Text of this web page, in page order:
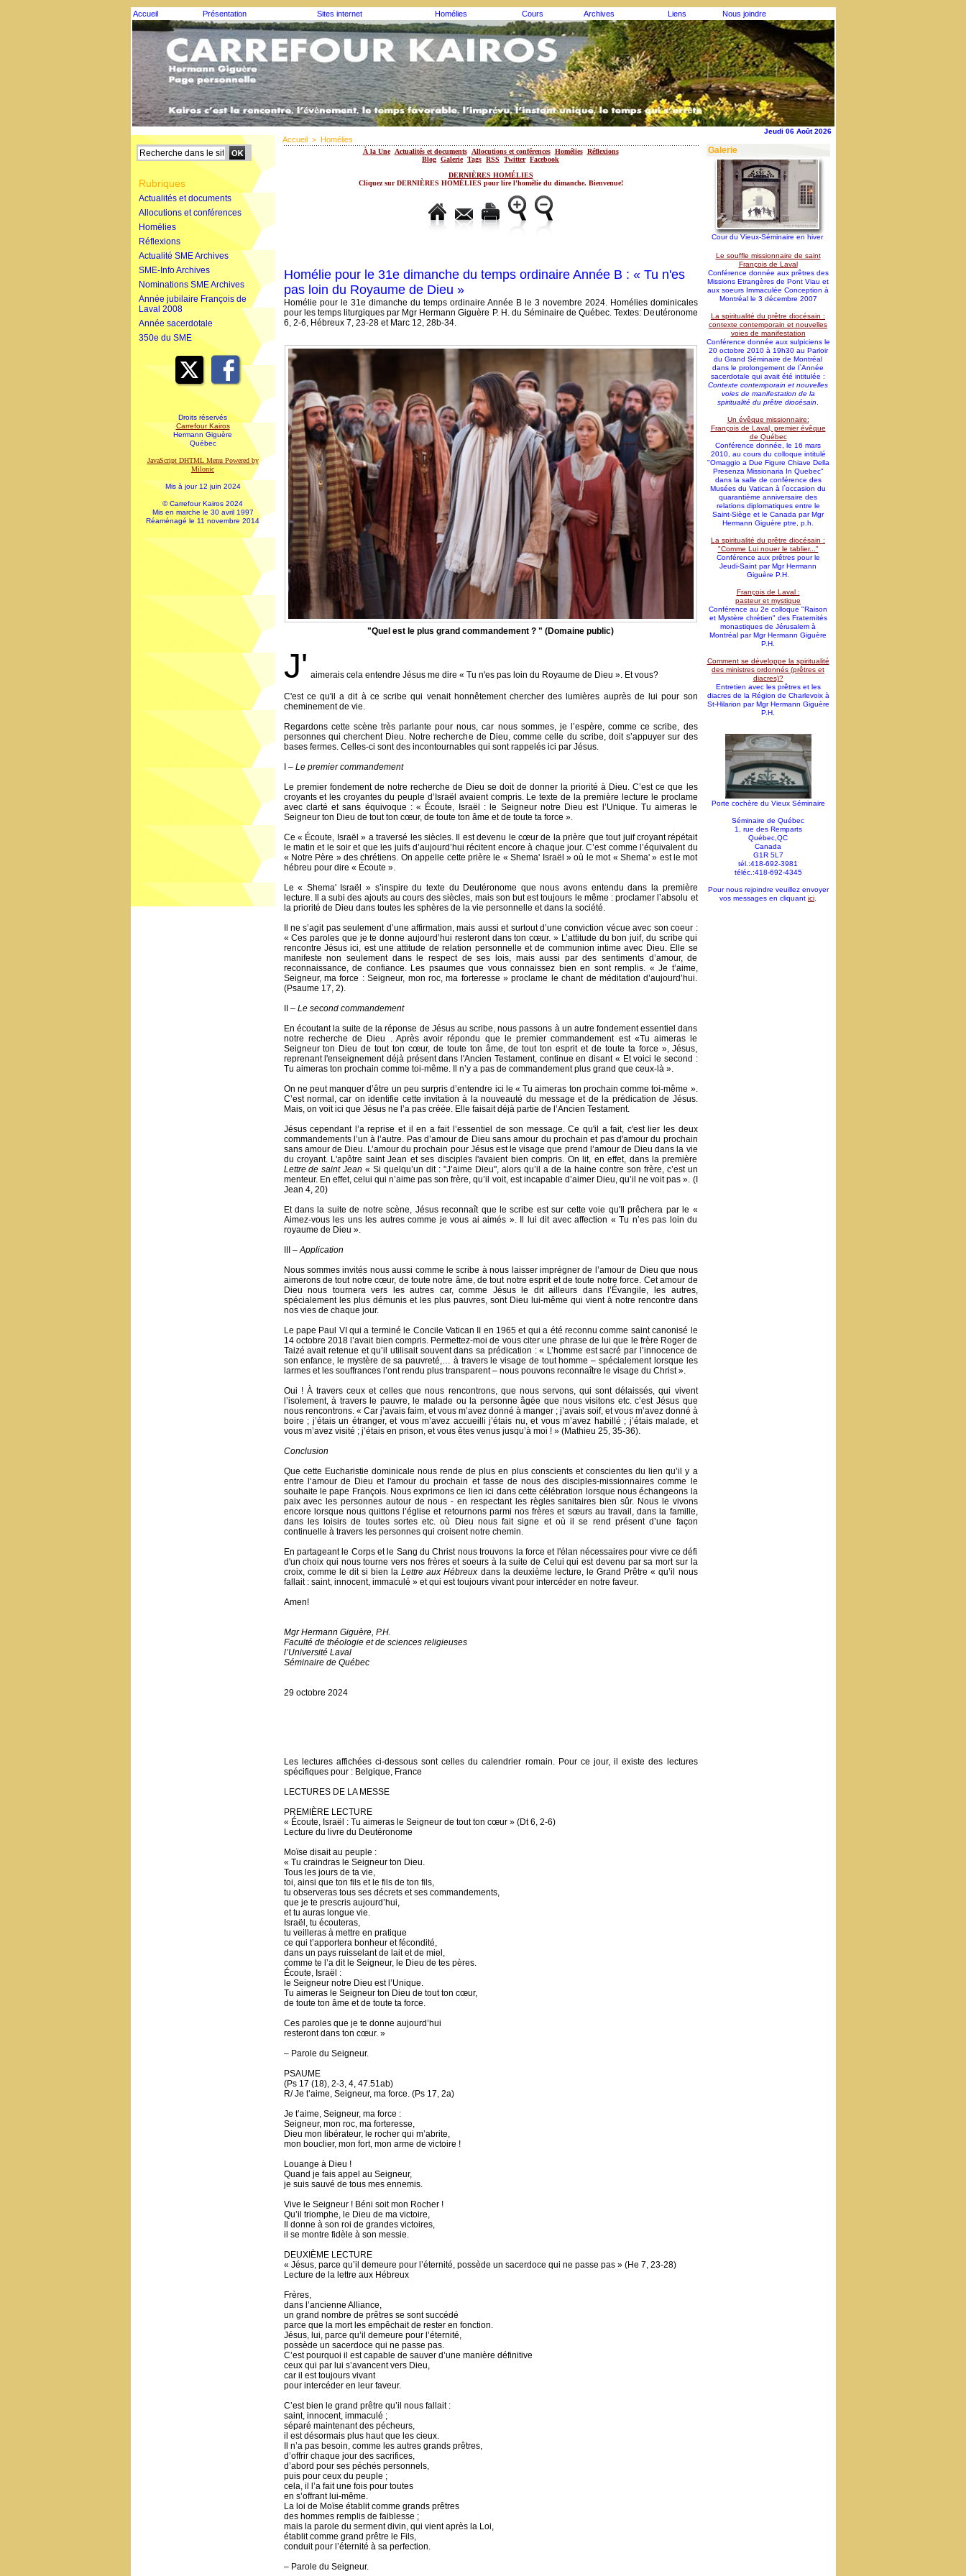
Accueil Présentation Sites internet Homélies Cours Archives Liens Nous joindre
Jeudi 06 Août 2026
Rubriques
Actualités et documents
Allocutions et conférences
Homélies
Réflexions
Actualité SME Archives
SME-Info Archives
Nominations SME Archives
Année jubilaire François de
Laval 2008
Année sacerdotale
350e du SME
Droits réservés
Carrefour Kairos
Hermann Giguère
Québec
JavaScript DHTML Menu Powered by
Milonic
Mis à jour 12 juin 2024
© Carrefour Kairos 2024
Mis en marche le 30 avril 1997
Réaménagé le 11 novembre 2014
Accueil > Homélies
À la Une Actualités et documents Allocutions et conférences Homélies Réflexions
Blog Galerie Tags RSS Twitter Facebook
DERNIÈRES HOMÉLIES
Cliquez sur DERNIÈRES HOMÉLIES pour lire l'homélie du dimanche. Bienvenue!
Homélie pour le 31e dimanche du temps ordinaire Année B : « Tu n'es
pas loin du Royaume de Dieu »
Homélie pour le 31e dimanche du temps ordinaire Année B le 3 novembre 2024. Homélies dominicales
pour les temps liturgiques par Mgr Hermann Giguère P. H. du Séminaire de Québec. Textes: Deutéronome
6, 2-6, Hébreux 7, 23-28 et Marc 12, 28b-34.
"Quel est le plus grand commandement ? " (Domaine public)
J' aimerais cela entendre Jésus me dire « Tu n'es pas loin du Royaume de Dieu ». Et vous?
C'est ce qu'il a dit à ce scribe qui venait honnêtement chercher des lumières auprès de lui pour son
cheminement de vie.
Regardons cette scène très parlante pour nous, car nous sommes, je l’espère, comme ce scribe, des
personnes qui cherchent Dieu. Notre recherche de Dieu, comme celle du scribe, doit s’appuyer sur des
bases fermes. Celles-ci sont des incontournables qui sont rappelés ici par Jésus.
I – Le premier commandement
Le premier fondement de notre recherche de Dieu se doit de donner la priorité à Dieu. C’est ce que les
croyants et les croyantes du peuple d’Israël avaient compris. Le texte de la première lecture le proclame
avec clarté et sans équivoque : « Écoute, Israël : le Seigneur notre Dieu est l’Unique. Tu aimeras le
Seigneur ton Dieu de tout ton cœur, de toute ton âme et de toute ta force ».
Ce « Écoute, Israël » a traversé les siècles. Il est devenu le cœur de la prière que tout juif croyant répétait
le matin et le soir et que les juifs d’aujourd’hui récitent encore à chaque jour. C’est comme l’équivalent du
« Notre Père » des chrétiens. On appelle cette prière le « Shema' Israël » où le mot « Shema' » est le mot
hébreu pour dire « Écoute ».
Le « Shema' Israël » s’inspire du texte du Deutéronome que nous avons entendu dans la première
lecture. Il a subi des ajouts au cours des siècles, mais son but est toujours le même : proclamer l’absolu et
la priorité de Dieu dans toutes les sphères de la vie personnelle et dans la société.
Il ne s’agit pas seulement d’une affirmation, mais aussi et surtout d’une conviction vécue avec son coeur :
« Ces paroles que je te donne aujourd’hui resteront dans ton cœur. » L’attitude du bon juif, du scribe qui
rencontre Jésus ici, est une attitude de relation personnelle et de communion intime avec Dieu. Elle se
manifeste non seulement dans le respect de ses lois, mais aussi par des sentiments d’amour, de
reconnaissance, de confiance. Les psaumes que vous connaissez bien en sont remplis. « Je t’aime,
Seigneur, ma force : Seigneur, mon roc, ma forteresse » proclame le chant de méditation d’aujourd’hui.
(Psaume 17, 2).
II – Le second commandement
En écoutant la suite de la réponse de Jésus au scribe, nous passons à un autre fondement essentiel dans
notre recherche de Dieu . Après avoir répondu que le premier commandement est «Tu aimeras le
Seigneur ton Dieu de tout ton cœur, de toute ton âme, de tout ton esprit et de toute ta force », Jésus,
reprenant l'enseignement déjà présent dans l'Ancien Testament, continue en disant « Et voici le second :
Tu aimeras ton prochain comme toi-même. Il n’y a pas de commandement plus grand que ceux-là ».
On ne peut manquer d’être un peu surpris d’entendre ici le « Tu aimeras ton prochain comme toi-même ».
C’est normal, car on identifie cette invitation à la nouveauté du message et de la prédication de Jésus.
Mais, on voit ici que Jésus ne l’a pas créée. Elle faisait déjà partie de l’Ancien Testament.
Jésus cependant l’a reprise et il en a fait l’essentiel de son message. Ce qu'il a fait, c'est lier les deux
commandements l’un à l’autre. Pas d’amour de Dieu sans amour du prochain et pas d'amour du prochain
sans amour de Dieu. L’amour du prochain pour Jésus est le visage que prend l’amour de Dieu dans la vie
du croyant. L'apôtre saint Jean et ses disciples l'avaient bien compris. On lit, en effet, dans la première
Lettre de saint Jean « Si quelqu’un dit : "J’aime Dieu", alors qu’il a de la haine contre son frère, c’est un
menteur. En effet, celui qui n’aime pas son frère, qu’il voit, est incapable d’aimer Dieu, qu’il ne voit pas ». (I
Jean 4, 20)
Et dans la suite de notre scène, Jésus reconnaît que le scribe est sur cette voie qu'Il prêchera par le «
Aimez-vous les uns les autres comme je vous ai aimés ». Il lui dit avec affection « Tu n’es pas loin du
royaume de Dieu ».
III –Application
Nous sommes invités nous aussi comme le scribe à nous laisser imprégner de l’amour de Dieu que nous
aimerons de tout notre cœur, de toute notre âme, de tout notre esprit et de toute notre force. Cet amour de
Dieu nous tournera vers les autres car, comme Jésus le dit ailleurs dans l’Évangile, les autres,
spécialement les plus démunis et les plus pauvres, sont Dieu lui-même qui vient à notre rencontre dans
nos vies de chaque jour.
Le pape Paul VI qui a terminé le Concile Vatican II en 1965 et qui a été reconnu comme saint canonisé le
14 octobre 2018 l’avait bien compris. Permettez-moi de vous citer une phrase de lui que le frère Roger de
Taizé avait retenue et qu’il utilisait souvent dans sa prédication : « L’homme est sacré par l’innocence de
son enfance, le mystère de sa pauvreté,… à travers le visage de tout homme – spécialement lorsque les
larmes et les souffrances l’ont rendu plus transparent – nous pouvons reconnaître le visage du Christ ».
Oui ! À travers ceux et celles que nous rencontrons, que nous servons, qui sont délaissés, qui vivent
l’isolement, à travers le pauvre, le malade ou la personne âgée que nous visitons etc. c’est Jésus que
nous rencontrons. « Car j’avais faim, et vous m’avez donné à manger ; j’avais soif, et vous m’avez donné à
boire ; j’étais un étranger, et vous m’avez accueilli j’étais nu, et vous m’avez habillé ; j’étais malade, et
vous m’avez visité ; j’étais en prison, et vous êtes venus jusqu’à moi ! » (Mathieu 25, 35-36).
Conclusion
Que cette Eucharistie dominicale nous rende de plus en plus conscients et conscientes du lien qu’il y a
entre l‘amour de Dieu et l'amour du prochain et fasse de nous des disciples-missionnaires comme le
souhaite le pape François. Nous exprimons ce lien ici dans cette célébration lorsque nous échangeons la
paix avec les personnes autour de nous - en respectant les règles sanitaires bien sûr. Nous le vivons
encore lorsque nous quittons l’église et retournons parmi nos frères et sœurs au travail, dans la famille,
dans les loisirs de toutes sortes etc. où Dieu nous fait signe et où il se rend présent d’une façon
continuelle à travers les personnes qui croisent notre chemin.
En partageant le Corps et le Sang du Christ nous trouvons la force et l'élan nécessaires pour vivre ce défi
d'un choix qui nous tourne vers nos frères et soeurs à la suite de Celui qui est devenu par sa mort sur la
croix, comme le dit si bien laLettre aux Hébreux dans la deuxième lecture, le Grand Prêtre « qu’il nous
fallait : saint, innocent, immaculé » et qui est toujours vivant pour intercéder en notre faveur.
Amen!
Mgr Hermann Giguère, P.H.
Faculté de théologie et de sciences religieuses
l’Université Laval
Séminaire de Québec
29 octobre 2024
Les lectures affichées ci-dessous sont celles du calendrier romain. Pour ce jour, il existe des lectures
spécifiques pour : Belgique, France
LECTURES DE LA MESSE
PREMIÈRE LECTURE
« Écoute, Israël : Tu aimeras le Seigneur de tout ton cœur » (Dt 6, 2-6)
Lecture du livre du Deutéronome
Moïse disait au peuple :
« Tu craindras le Seigneur ton Dieu.
Tous les jours de ta vie,
toi, ainsi que ton fils et le fils de ton fils,
tu observeras tous ses décrets et ses commandements,
que je te prescris aujourd’hui,
et tu auras longue vie.
Israël, tu écouteras,
tu veilleras à mettre en pratique
ce qui t’apportera bonheur et fécondité,
dans un pays ruisselant de lait et de miel,
comme te l’a dit le Seigneur, le Dieu de tes pères.
Écoute, Israël :
le Seigneur notre Dieu est l’Unique.
Tu aimeras le Seigneur ton Dieu de tout ton cœur,
de toute ton âme et de toute ta force.
Ces paroles que je te donne aujourd’hui
resteront dans ton cœur. »
– Parole du Seigneur.
PSAUME
(Ps 17 (18), 2-3, 4, 47.51ab)
R/ Je t’aime, Seigneur, ma force. (Ps 17, 2a)
Je t’aime, Seigneur, ma force :
Seigneur, mon roc, ma forteresse,
Dieu mon libérateur, le rocher qui m’abrite,
mon bouclier, mon fort, mon arme de victoire !
Louange à Dieu !
Quand je fais appel au Seigneur,
je suis sauvé de tous mes ennemis.
Vive le Seigneur ! Béni soit mon Rocher !
Qu’il triomphe, le Dieu de ma victoire,
Il donne à son roi de grandes victoires,
il se montre fidèle à son messie.
DEUXIÈME LECTURE
« Jésus, parce qu’il demeure pour l’éternité, possède un sacerdoce qui ne passe pas » (He 7, 23-28)
Lecture de la lettre aux Hébreux
Frères,
dans l’ancienne Alliance,
un grand nombre de prêtres se sont succédé
parce que la mort les empêchait de rester en fonction.
Jésus, lui, parce qu’il demeure pour l’éternité,
possède un sacerdoce qui ne passe pas.
C’est pourquoi il est capable de sauver d’une manière définitive
ceux qui par lui s’avancent vers Dieu,
car il est toujours vivant
pour intercéder en leur faveur.
C’est bien le grand prêtre qu’il nous fallait :
saint, innocent, immaculé ;
séparé maintenant des pécheurs,
il est désormais plus haut que les cieux.
Il n’a pas besoin, comme les autres grands prêtres,
d’offrir chaque jour des sacrifices,
d’abord pour ses péchés personnels,
puis pour ceux du peuple ;
cela, il l’a fait une fois pour toutes
en s’offrant lui-même.
La loi de Moïse établit comme grands prêtres
des hommes remplis de faiblesse ;
mais la parole du serment divin, qui vient après la Loi,
établit comme grand prêtre le Fils,
conduit pour l’éternité à sa perfection.
– Parole du Seigneur.
Galerie
Cour du Vieux-Séminaire en hiver
Le souffle missionnaire de saint
François de Laval
Conférence donnée aux prêtres des
Missions Etrangères de Pont Viau et
aux soeurs Immaculée Conception à
Montréal le 3 décembre 2007
La spiritualité du prêtre diocésain :
contexte contemporain et nouvelles
voies de manifestation
Conférence donnée aux sulpiciens le
20 octobre 2010 à 19h30 au Parloir
du Grand Séminaire de Montréal
dans le prolongement de l`Année
sacerdotale qui avait été intitulée :
Contexte contemporain et nouvelles
voies de manifestation de la
spiritualité du prêtre diocésain
Un évêque missionnaire:
François de Laval, premier évêque
de Québec
Conférence donnée, le 16 mars
2010, au cours du colloque intitulé
"Omaggio a Due Figure Chiave Della
Presenza Missionaria In Quebec"
dans la salle de conférence des
Musées du Vatican à l`occasion du
quarantième anniversaire des
relations diplomatiques entre le
Saint-Siège et le Canada par Mgr
Hermann Giguère ptre, p.h.
La spiritualité du prêtre diocésain :
"Comme Lui nouer le tablier..."
Conférence aux prêtres pour le
Jeudi-Saint par Mgr Hermann
Giguère P.H.
François de Laval :
pasteur et mystique
Conférence au 2e colloque "Raison
et Mystère chrétien" des Fraternités
monastiques de Jérusalem à
Montréal par Mgr Hermann Giguère
P.H.
Comment se développe la spiritualité
des ministres ordonnés (prêtres et
diacres)?
Entretien avec les prêtres et les
diacres de la Région de Charlevoix à
St-Hilarion par Mgr Hermann Giguère
P.H.
Porte cochère du Vieux Séminaire
Séminaire de Québec
1, rue des Remparts
Québec,QC
Canada
G1R 5L7
tél.:418-692-3981
téléc.:418-692-4345
Pour nous rejoindre veuillez envoyer
vos messages en cliquant ici